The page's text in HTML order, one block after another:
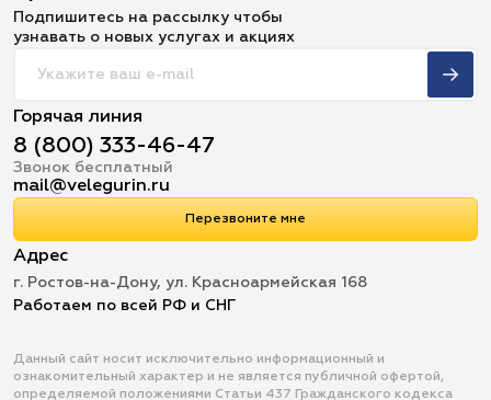
Подпишитесь на рассылку чтобы
узнавать о новых услугах и акциях
Горячая линия
8 (800) 333-46-47
Звонок бесплатный
mail@velegurin.ru
Перезвоните мне
Адрес
г. Ростов-на-Дону, ул. Красноармейская 168
Работаем по всей РФ и СНГ
Данный сайт носит исключительно информационный и
ознакомительный характер и не является публичной офертой,
определяемой положениями Статьи 437 Гражданского кодекса